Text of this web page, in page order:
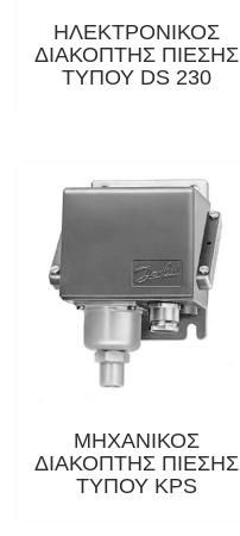
ΗΛΕΚΤΡΟΝΙΚΟΣ
ΔΙΑΚΟΠΤΗΣ ΠΙΕΣΗΣ
ΤΥΠΟΥ DS 230
ΜΗΧΑΝΙΚΟΣ
ΔΙΑΚΟΠΤΗΣ ΠΙΕΣΗΣ
ΤΥΠΟΥ KPS